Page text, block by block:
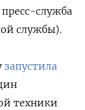
пресс-служба
службы).
запустила
техники